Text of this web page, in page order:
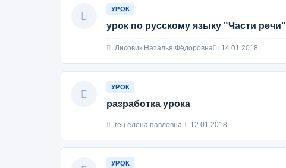
УРОК
урок по русскому языку "Части речи"
Лисовик Наталья Фёдоровна 14.01.2018
УРОК
разработка урока
гец елена павловна 12.01.2018
УРОК